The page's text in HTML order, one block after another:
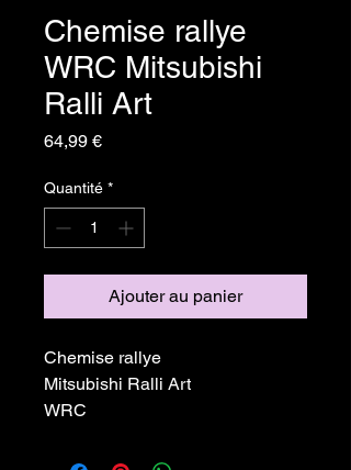
Chemise rallye
WRC Mitsubishi
Ralli Art
64,99 €Prix
Quantité *
Ajouter au panier
Chemise rallye
Mitsubishi Ralli Art
WRC